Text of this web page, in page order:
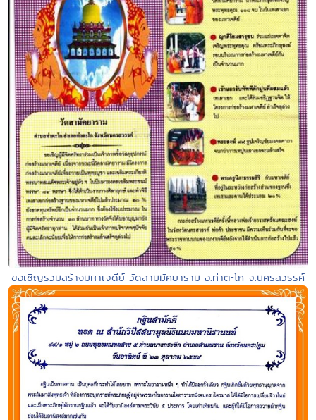
ขอเชิญรวมสร้างมหาเจดีย์ วัดสามมัคยาราม อ.ท่าตะโก จ.นครสวรรค์